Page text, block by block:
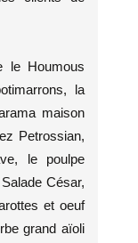
le Houmous
la
maison
Petrossian,
le poulpe
César,
et oeuf
grand aïoli